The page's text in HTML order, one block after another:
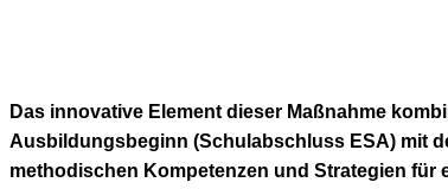
Das innovative Element dieser Maßnahme
Ausbildungsbeginn (Schulabschluss ESA) mit
methodischen Kompetenzen und Strategien